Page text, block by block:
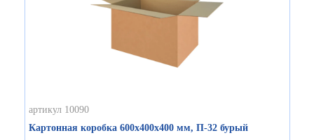
артикул 10090
Картонная коробка 600х400х400 мм, П-32 бурый